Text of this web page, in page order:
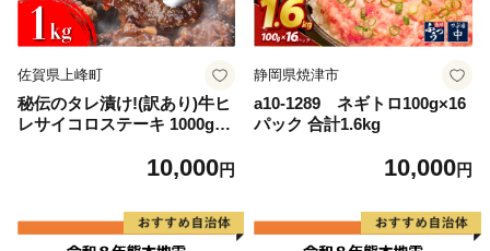
佐賀県上峰町
秘伝のタレ漬け!(訳あり)牛ヒ
レサイコロステーキ 1000g
10,000円
静岡県焼津市
a10-1289 ネギトロ100g×16
パック 合計1.6kg
10,000円